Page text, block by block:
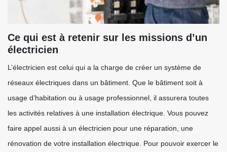
Ce qui est à retenir sur les missions d’un
électricien
L’électricien est celui qui a la charge de créer un système de
réseaux électriques dans un bâtiment. Que le bâtiment soit à
usage d’habitation ou à usage professionnel, il assurera toutes
les activités relatives à une installation électrique. Vous pouvez
faire appel aussi à un électricien pour une réparation, une
rénovation de votre installation électrique. Pour pouvoir exercer le